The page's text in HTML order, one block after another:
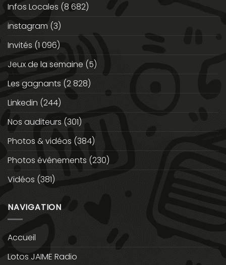
Infos Locales (8 682)
instagram (3)
Invités (1 096)
Jeux de la semaine (5)
Les gagnants (2 828)
Linkedin (244)
Nos auditeurs (301)
Photos & vidéos (384)
Photos événements (230)
Vidéos (381)
NAVIGATION
Accueil
Lotos JAIME Radio